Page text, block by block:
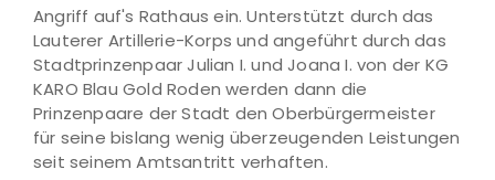
Angriff auf's Rathaus ein. Unterstützt durch das
Lauterer Artillerie-Korps und angeführt durch das
Stadtprinzenpaar Julian I. und Joana I. von der KG
KARO Blau Gold Roden werden dann die
Prinzenpaare der Stadt den Oberbürgermeister
für seine bislang wenig überzeugenden Leistungen
seit seinem Amtsantritt verhaften.